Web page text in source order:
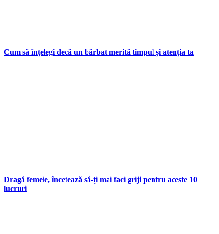
Cum să înțelegi decă un bărbat merită timpul și atenția ta
Dragă femeie, încetează să-ți mai faci griji pentru aceste 10
lucruri